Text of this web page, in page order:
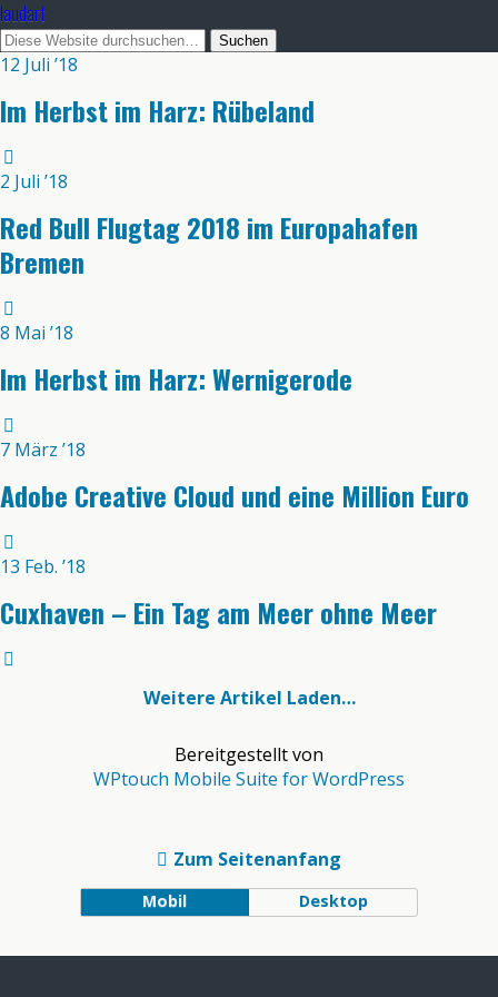
laudart
12 Juli ’18
Im Herbst im Harz: Rübeland
2 Juli ’18
Red Bull Flugtag 2018 im Europahafen
Bremen
8 Mai ’18
Im Herbst im Harz: Wernigerode
7 März ’18
Adobe Creative Cloud und eine Million Euro
13 Feb. ’18
Cuxhaven – Ein Tag am Meer ohne Meer
Weitere Artikel Laden…
Bereitgestellt von
WPtouch Mobile Suite for WordPress
Zum Seitenanfang
Mobil Desktop